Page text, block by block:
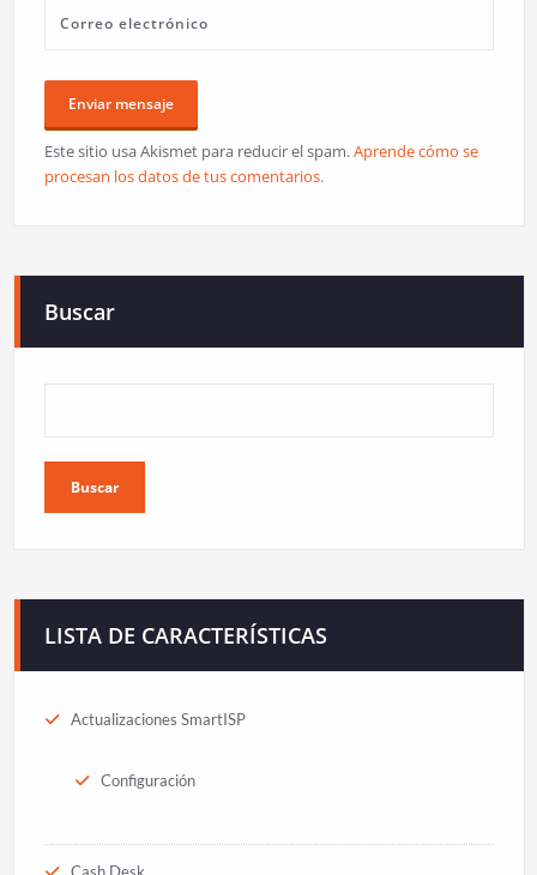
Este sitio usa Akismet para reducir el spam.Aprende cómo se
procesan los datos de tus comentarios.
Buscar
Buscar
LISTA DE CARACTERÍSTICAS
Actualizaciones SmartISP
Configuración